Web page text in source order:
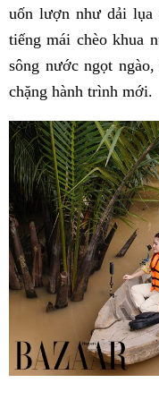
uốn lượn như dải lụa
tiếng mái chèo khua
sông nước ngọt
chặng hành trình mới.